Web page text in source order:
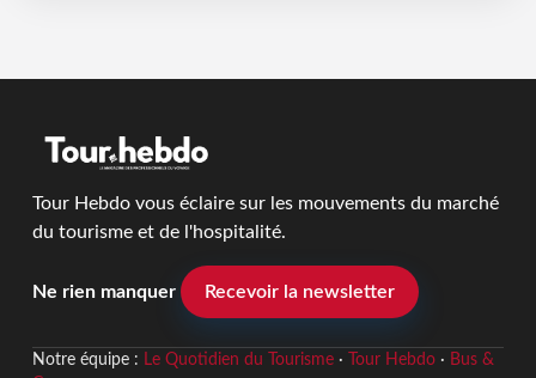
Tour Hebdo vous éclaire sur les mouvements du marché
du tourisme et de l'hospitalité.
Ne rien manquer Recevoir la newsletter
Notre équipe : Le Quotidien du Tourisme· Tour Hebdo· Bus &